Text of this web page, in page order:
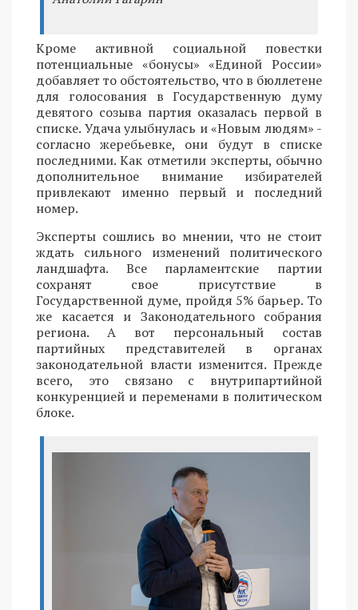
Кроме активной социальной повестки
потенциальные «бонусы» «Единой России»
добавляет то обстоятельство, что в бюллетене
для голосования в Государственную думу
девятого созыва партия оказалась первой в
списке. Удача улыбнулась и «Новым людям» -
согласно жеребьевке, они будут в списке
последними. Как отметили эксперты, обычно
дополнительное внимание избирателей
привлекают именно первый и последний
номер.
Эксперты сошлись во мнении, что не стоит
ждать сильного изменений политического
ландшафта. Все парламентские партии
сохранят свое присутствие в
Государственной думе, пройдя 5% барьер. То
же касается и Законодательного собрания
региона. А вот персональный состав
партийных представителей в органах
законодательной власти изменится. Прежде
всего, это связано с внутрипартийной
конкуренцией и переменами в политическом
блоке.